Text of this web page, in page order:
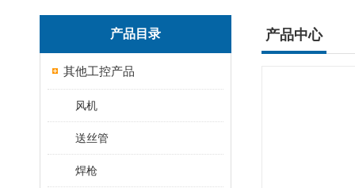
产品目录
其他工控产品
风机
送丝管
焊枪
产品中心